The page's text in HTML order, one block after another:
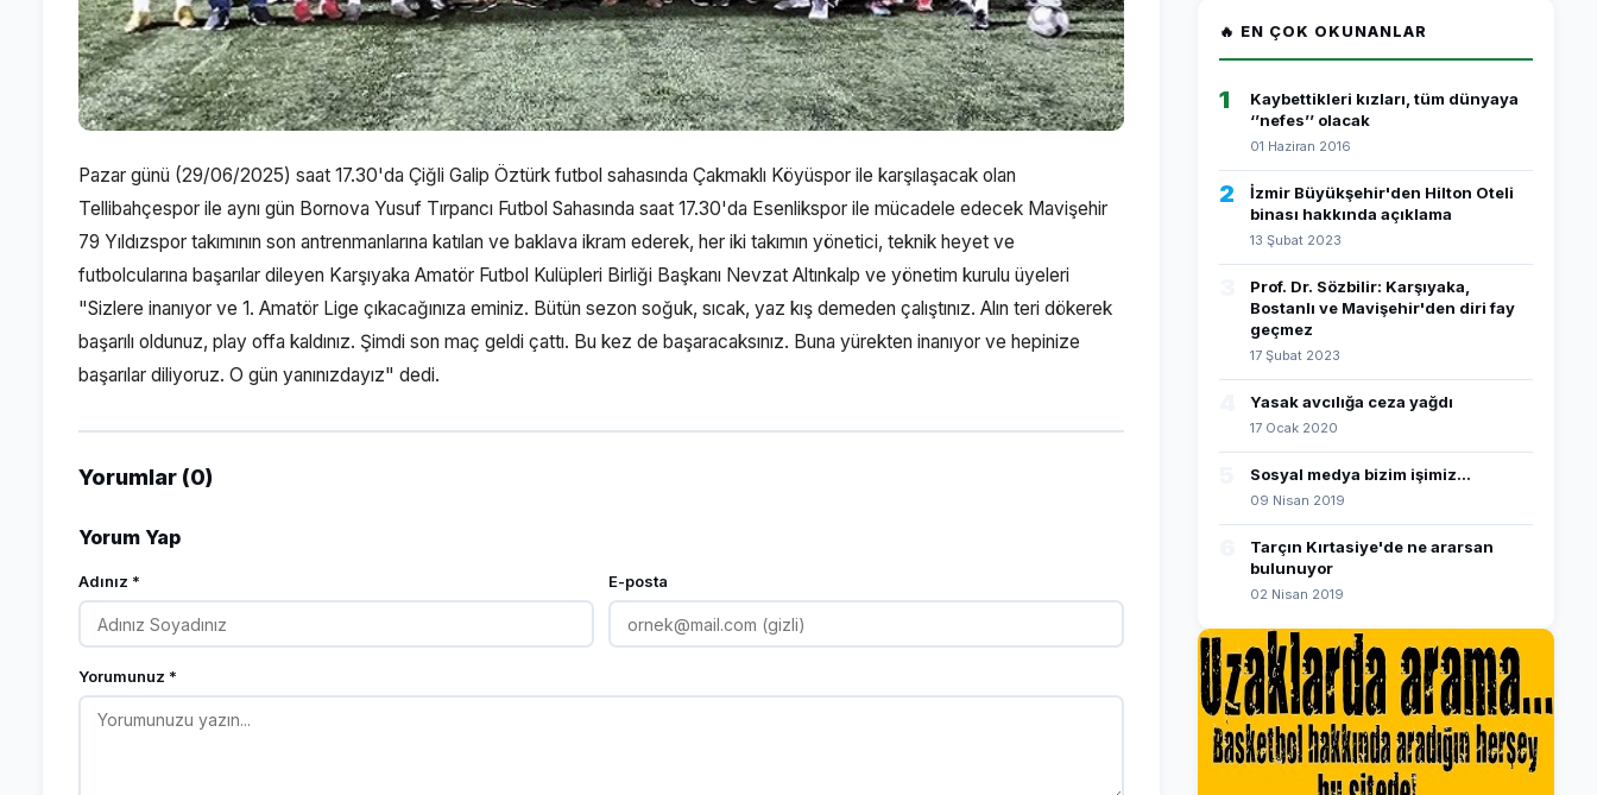
Pazar günü (29/06/2025) saat 17.30'da Çiğli Galip Öztürk futbol sahasında Çakmaklı Köyüspor ile karşılaşacak olan
Tellibahçespor ile aynı gün Bornova Yusuf Tırpancı Futbol Sahasında saat 17.30'da Esenlikspor ile mücadele edecek Mavişehir
79 Yıldızspor takımının son antrenmanlarına katılan ve baklava ikram ederek, her iki takımın yönetici, teknik heyet ve
futbolcularına başarılar dileyen Karşıyaka Amatör Futbol Kulüpleri Birliği Başkanı Nevzat Altınkalp ve yönetim kurulu üyeleri
"Sizlere inanıyor ve 1. Amatör Lige çıkacağınıza eminiz. Bütün sezon soğuk, sıcak, yaz kış demeden çalıştınız. Alın teri dökerek
başarılı oldunuz, play offa kaldınız. Şimdi son maç geldi çattı. Bu kez de başaracaksınız. Buna yürekten inanıyor ve hepinize
başarılar diliyoruz. O gün yanınızdayız" dedi.
Yorumlar (0)
Yorum Yap
Adınız * E-posta
Yorumunuz *
🔥 EN ÇOK OKUNANLAR
1
Kaybettikleri kızları, tüm dünyaya
‘’nefes’’ olacak
01 Haziran 2016
2
İzmir Büyükşehir'den Hilton Oteli
binası hakkında açıklama
13 Şubat 2023
Prof. Dr. Sözbilir: Karşıyaka,
Bostanlı ve Mavişehir'den diri fay
geçmez
17 Şubat 2023
Yasak avcılığa ceza yağdı
17 Ocak 2020
Sosyal medya bizim işimiz...
09 Nisan 2019
Tarçın Kırtasiye'de ne ararsan
bulunuyor
02 Nisan 2019